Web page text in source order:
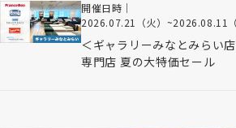
開催日時｜
2026.07.21（火） ~2026.08.11（
＜ギャラリーみなとみらい
専門店 夏の大特価セール